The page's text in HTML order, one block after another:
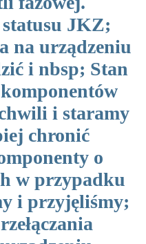
JKZ;
na urządzeniu
i nbsp; Stan
i staramy
chronić
o
w przypadku
i przyjęliśmy;